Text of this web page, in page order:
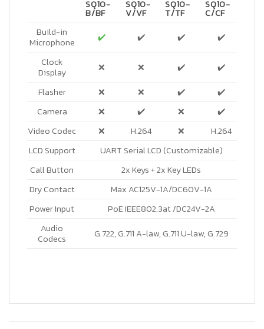
SQ10-
B/BF
SQ10-
V/VF
SQ10-
T/TF
SQ10-
C/CF
Build-in
Microphone
✔️ ✔️ ✔️
✔️
Clock
Display
❌ ❌ ✔️
✔️
Flasher
❌ ❌ ✔️
✔️
Camera
❌ ✔️ ❌
✔️
Video Codec
❌ H.264 ❌
H.264
LCD Support
UART Serial LCD (Customizable)
Call Button
2x Keys + 2x Key LEDs
Dry Contact
Max AC125V-1A/DC60V-1A
Power Input
PoE IEEE802.3at /DC24V-2A
Audio
Codecs
G.722, G.711 A-law, G.711 U-law, G.729